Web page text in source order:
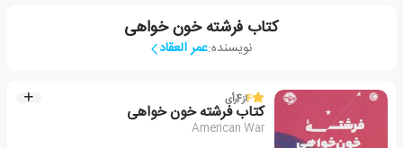
کتاب فرشته خون خواهی
نویسنده:عمر العقاد
4از4رأی
کتاب فرشته خون خواهی
American War